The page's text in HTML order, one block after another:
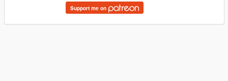
Support me on